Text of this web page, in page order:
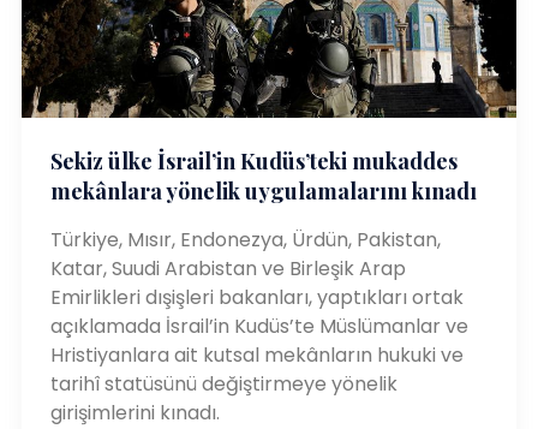
Sekiz ülke İsrail’in Kudüs’teki mukaddes
mekânlara yönelik uygulamalarını kınadı
Türkiye, Mısır, Endonezya, Ürdün, Pakistan,
Katar, Suudi Arabistan ve Birleşik Arap
Emirlikleri dışişleri bakanları, yaptıkları ortak
açıklamada İsrail’in Kudüs’te Müslümanlar ve
Hristiyanlara ait kutsal mekânların hukuki ve
tarihî statüsünü değiştirmeye yönelik
girişimlerini kınadı.